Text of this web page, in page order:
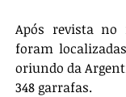
Após revista no
foram
oriundo da
348 garrafas.